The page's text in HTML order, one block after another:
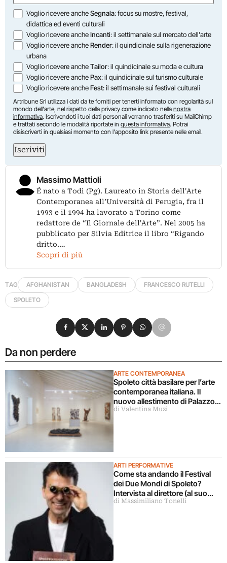
Opzioni
Voglio ricevere ancheSegnala: focus su mostre, festival,
didattica ed eventi culturali
Voglio ricevere ancheIncanti: il settimanale sul mercato dell'arte
Voglio ricevere ancheRender: il quindicinale sulla rigenerazione
urbana
Voglio ricevere ancheTailor: il quindicinale su moda e cultura
Voglio ricevere anchePax: il quindicinale sul turismo culturale
Voglio ricevere ancheFest: il settimanale sui festival culturali
Artribune Srl utilizza i dati da te forniti per tenerti informato con regolarità sul
mondo dell'arte, nel rispetto della privacy come indicato nella nostra
informativa. Iscrivendoti i tuoi dati personali verranno trasferiti su MailChimp
e trattati secondo le modalità riportate in questa informativa. Potrai
disiscriverti in qualsiasi momento con l'apposito link presente nelle email.
Iscriviti
Massimo Mattioli
É nato a Todi (Pg). Laureato in Storia dell'Arte
Contemporanea all’Università di Perugia, fra il
1993 e il 1994 ha lavorato a Torino come
redattore de “Il Giornale dell'Arte”. Nel 2005 ha
pubblicato per Silvia Editrice il libro “Rigando
dritto.…
Scopri di più
TAG AFGHANISTAN BANGLADESH
FRANCESCO RUTELLI
SPOLETO
Da non perdere
ARTE CONTEMPORANEA
Spoleto città basilare per l’arte
contemporanea italiana. Il
nuovo allestimento di Palazzo
Collicola lo certifica
di Valentina Muzi
ARTI PERFORMATIVE
Come sta andando il Festival
dei Due Mondi di Spoleto?
Intervista al direttore (al suo
primo anno)
di Massimiliano Tonelli
Condividi su Facebook
Condividi su X
Condividi su LinkedIn
Condividi su Pinterest
Condividi su WhatsApp
Condividi su Email